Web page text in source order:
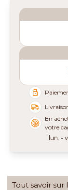
En
votre
lun. -
Tout savoir